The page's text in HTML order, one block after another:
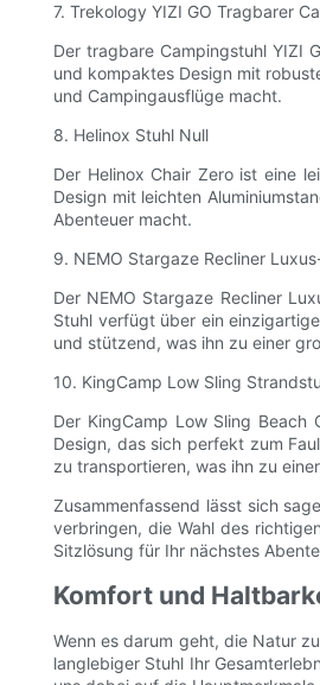
7. Trekology YIZI GO Tragbarer
Der tragbare Campingstuhl YIZI
und kompaktes Design mit
und Campingausflüge macht.
8. Helinox Stuhl Null
Der Helinox Chair Zero ist eine
Design mit leichten
Abenteuer macht.
9. NEMO Stargaze Recliner
Der NEMO Stargaze Recliner
Stuhl verfügt über ein
und stützend, was ihn zu einer
10. KingCamp Low Sling
Der KingCamp Low Sling
Design, das sich perfekt zum
zu transportieren, was ihn zu
Zusammenfassend lässt sich
verbringen, die Wahl des
Sitzlösung für Ihr nächstes
Komfort und
Wenn es darum geht, die Natur
langlebiger Stuhl Ihr